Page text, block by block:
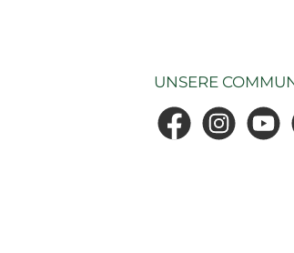
Duropolmer, ist diese
Leiste vielseitig
einsetzbar. Dank ihrer
UNSERE
FacebookInstagram